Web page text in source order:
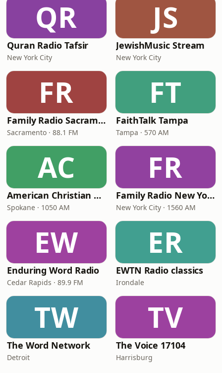
QR
Quran Radio Tafsir
New York City
JS
JewishMusic Stream
New York City
FR
Family Radio Sacramento (KEBR)
Sacramento · 88.1 FM
FT
FaithTalk Tampa
Tampa · 570 AM
AC
American Christian Network
Spokane · 1050 AM
FR
Family Radio New York City
New York City · 1560 AM
EW
Enduring Word Radio
Cedar Rapids · 89.9 FM
ER
EWTN Radio classics
Irondale
TW
The Word Network
Detroit
TV
The Voice 17104
Harrisburg